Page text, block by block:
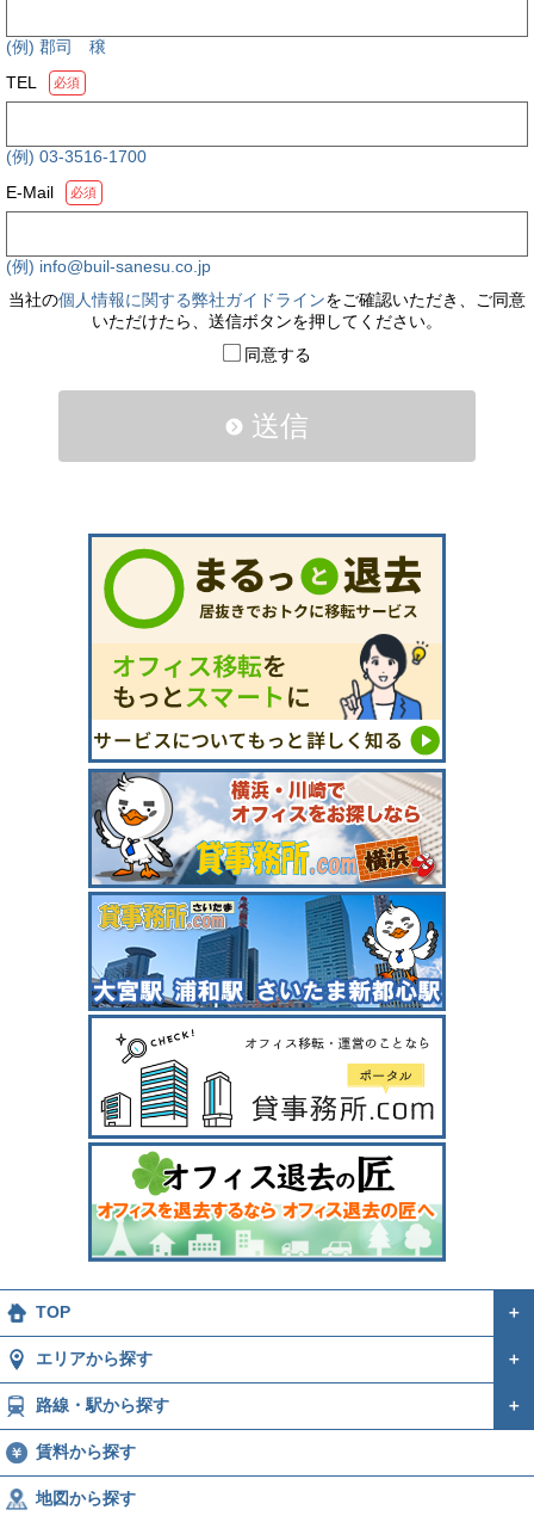
(例) 郡司 穣
TEL
必須
(例) 03-3516-1700
E-Mail
必須
(例) info@buil-sanesu.co.jp
当社の個人情報に関する弊社ガイドラインをご確認いただき、ご同意
いただけたら、送信ボタンを押してください。
同意する
送信
TOP ＋
エリアから探す ＋
路線・駅から探す ＋
賃料から探す
地図から探す